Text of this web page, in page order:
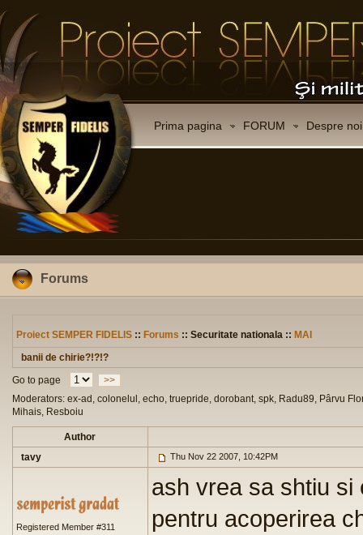
Prima pagina FORUM Despre noi
Forums
Proiect SEMPER FIDELIS :: Forums :: Securitate nationala :: MAI
banii de chirie?!?!?
Go to page
>>
Moderators: ex-ad, colonelul, echo, truepride, dorobant, spk, Radu89, Pârvu
Mihais, Resboiu
Author
tavy
Thu Nov 22 2007, 10:42PM
Registered Member #311
ash vrea sa shtiu
pentru acoperirea